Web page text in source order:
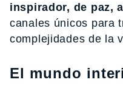
inspirador, de paz,
canales únicos para
complejidades de la
El mundo